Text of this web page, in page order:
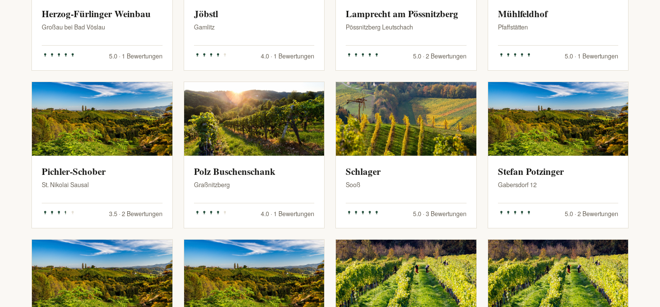
Herzog-Fürlinger Weinbau
Großau bei Bad Vöslau
5.0 · 1 Bewertungen
Jöbstl
Gamlitz
4.0 · 1 Bewertungen
Lamprecht am Pössnitzberg
Pössnitzberg Leutschach
5.0 · 2 Bewertungen
Mühlfeldhof
Pfaffstätten
5.0 · 1 Bewertungen
Pichler-Schober
St. Nikolai Sausal
3.5 · 2 Bewertungen
Polz Buschenschank
Graßnitzberg
4.0 · 1 Bewertungen
Schlager
Sooß
5.0 · 3 Bewertungen
Stefan Potzinger
Gabersdorf 12
5.0 · 2 Bewertungen